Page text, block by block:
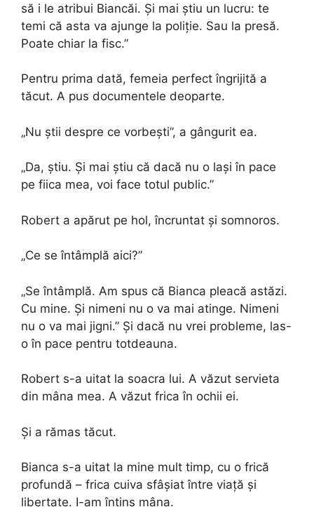
să i le atribui Biancăi. Și mai știu un lucru: te
temi că asta va ajunge la poliție. Sau la presă.
Poate chiar la fisc.”
Pentru prima dată, femeia perfect îngrijită a
tăcut. A pus documentele deoparte.
„Nu știi despre ce vorbești”, a gângurit ea.
„Da, știu. Și mai știu că dacă nu o lași în pace
pe fiica mea, voi face totul public.”
Robert a apărut pe hol, încruntat și somnoros.
„Ce se întâmplă aici?”
„Se întâmplă. Am spus că Bianca pleacă astăzi.
Cu mine. Și nimeni nu o va mai atinge. Nimeni
nu o va mai jigni.” Și dacă nu vrei probleme, las-
o în pace pentru totdeauna.
Robert s-a uitat la soacra lui. A văzut servieta
din mâna mea. A văzut frica în ochii ei.
Și a rămas tăcut.
Bianca s-a uitat la mine mult timp, cu o frică
profundă – frica cuiva sfâșiat între viață și
libertate. I-am întins mâna.